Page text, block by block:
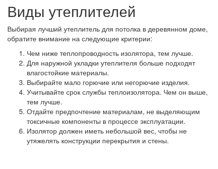
Виды утеплителей
Выбирая лучший утеплитель для потолка в деревянном доме,
обратите внимание на следующие критерии:
Чем ниже теплопроводность изолятора, тем лучше.
Для наружной укладки утеплителя больше подходят
влагостойкие материалы.
Выбирайте мало горючие или негорючие изделия.
Учитывайте срок службы теплоизолятора. Чем он выше,
тем лучше.
Отдайте предпочтение материалам, не выделяющим
токсичные компоненты в процессе эксплуатации.
Изолятор должен иметь небольшой вес, чтобы не
утяжелять конструкции перекрытия и стены.